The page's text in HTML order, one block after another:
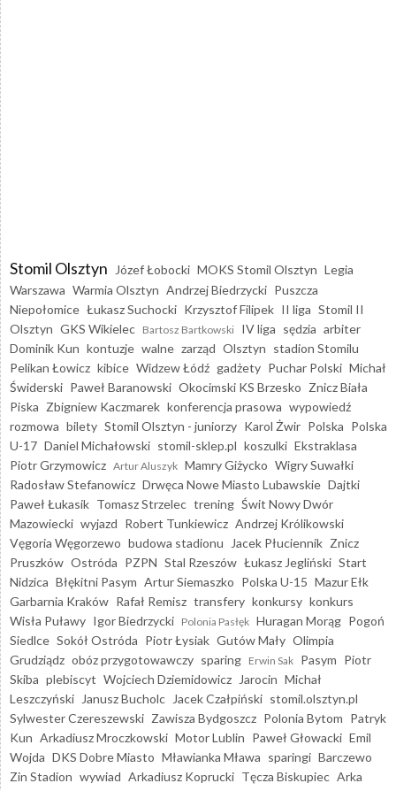
Stomil Olsztyn Józef Łobocki MOKS Stomil Olsztyn Legia
Warszawa Warmia Olsztyn Andrzej Biedrzycki Puszcza
Niepołomice Łukasz Suchocki Krzysztof Filipek II liga Stomil II
Olsztyn GKS Wikielec Bartosz Bartkowski IV liga sędzia arbiter
Dominik Kun kontuzje walne zarząd Olsztyn stadion Stomilu
Pelikan Łowicz kibice Widzew Łódź gadżety Puchar Polski Michał
Świderski Paweł Baranowski Okocimski KS Brzesko Znicz Biała
Piska Zbigniew Kaczmarek konferencja prasowa wypowiedź
rozmowa bilety Stomil Olsztyn - juniorzy Karol Żwir Polska Polska
U-17 Daniel Michałowski stomil-sklep.pl koszulki Ekstraklasa
Piotr Grzymowicz Artur Aluszyk Mamry Giżycko Wigry Suwałki
Radosław Stefanowicz Drwęca Nowe Miasto Lubawskie Dajtki
Paweł Łukasik Tomasz Strzelec trening Świt Nowy Dwór
Mazowiecki wyjazd Robert Tunkiewicz Andrzej Królikowski
Vęgoria Węgorzewo budowa stadionu Jacek Płuciennik Znicz
Pruszków Ostróda PZPN Stal Rzeszów Łukasz Jegliński Start
Nidzica Błękitni Pasym Artur Siemaszko Polska U-15 Mazur Ełk
Garbarnia Kraków Rafał Remisz transfery konkursy konkurs
Wisła Puławy Igor Biedrzycki Polonia Pasłęk Huragan Morąg Pogoń
Siedlce Sokół Ostróda Piotr Łysiak Gutów Mały Olimpia
Grudziądz obóz przygotowawczy sparing Erwin Sak Pasym Piotr
Skiba plebiscyt Wojciech Dziemidowicz Jarocin Michał
Leszczyński
Janusz Bucholc Jacek Czałpiński stomil.olsztyn.pl
Sylwester Czereszewski Zawisza Bydgoszcz Polonia Bytom Patryk
Kun Arkadiusz Mroczkowski Motor Lublin Paweł Głowacki Emil
Wojda DKS Dobre Miasto Mławianka Mława sparingi Barczewo
Zin Stadion wywiad Arkadiusz Koprucki Tęcza Biskupiec Arka